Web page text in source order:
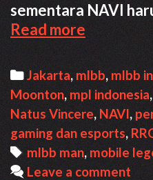
sementara NAVI
Read more Hasil
MPL
ID
15
–
RRQ
NAVI
Categories
Jakarta, mlbb, mlbb
Moonton, mpl indonesia,
Natus Vincere, NAVI,
gaming dan esports,
Tags
mlbb man,mobile
Leave a comment